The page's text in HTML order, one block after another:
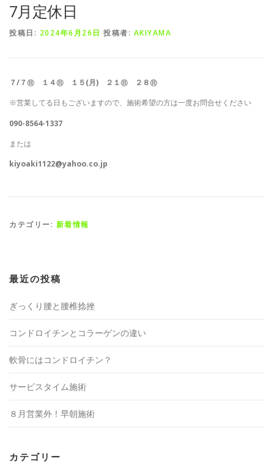
7月定休日
投稿日: 2024年6月26日 投稿者: AKIYAMA
７/７㊐ １４㊐ １５(月) ２１㊐ ２８㊐
※営業してる日もございますので、施術希望の方は一度お問合せください
090-8564-1337
または
kiyoaki1122@yahoo.co.jp
カテゴリー: 新着情報
最近の投稿
ぎっくり腰と腰椎捻挫
コンドロイチンとコラーゲンの違い
軟骨にはコンドロイチン？
サービスタイム施術
８月営業外！早朝施術
カテゴリー